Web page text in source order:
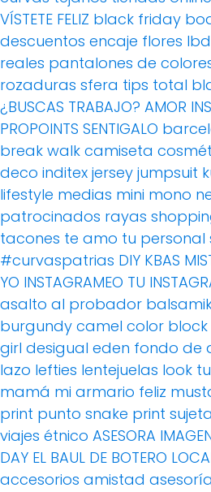
VÍSTETE FELIZ black friday
descuentos encaje flores lbd
reales pantalones de
rozaduras sfera tips total
¿BUSCAS TRABAJO? AMOR
PROPOINTS SENTIGALO
break walk camiseta
deco inditex jersey jumpsuit
lifestyle medias mini mono
patrocinados rayas
tacones te amo tu personal
#curvaspatrias DIY KBAS
YO INSTAGRAMEO TU
asalto al probador
burgundy camel color block
girl desigual eden fondo de
lazo lefties lentejuelas look
mamá mi armario feliz
print punto snake print
viajes étnico ASESORA
DAY EL BAUL DE BOTERO
accesorios amistad